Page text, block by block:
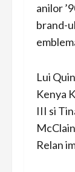
anilor
brand-
Lui
Kenya
III si
Relan